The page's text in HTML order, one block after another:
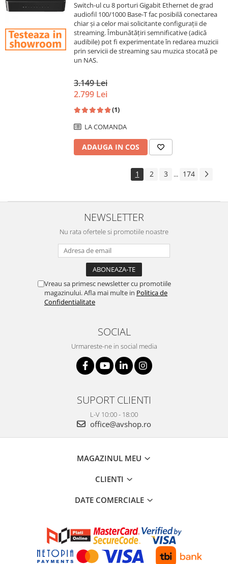
Switch-ul cu 8 porturi Gigabit Ethernet de grad
audiofil 100/1000 Base-T fac posibilă conectarea
chiar și a celor mai solicitante configurații de
streaming. Îmbunătățiri semnificative (adică
audibile) pot fi experimentate în redarea muzicii
prin servicii de streaming sau muzica stocată pe
un NAS.
3.149 Lei
2.799 Lei
(1)
LA COMANDA
ADAUGA IN COS
1 2 3 ... 174
NEWSLETTER
Nu rata ofertele si promotiile noastre
Vreau sa primesc newsletter cu promotiile
magazinului. Afla mai multe in Politica de
Confidentialitate
SOCIAL
Urmareste-ne in social media
SUPORT CLIENTI
L-V 10:00 - 18:00
office@avshop.ro
MAGAZINUL MEU
CLIENTI
DATE COMERCIALE